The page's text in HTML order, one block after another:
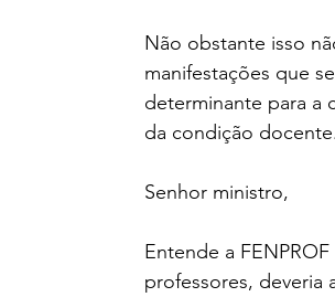
Não obstante isso
manifestações que
determinante para a
da condição docente.
Senhor ministro,
Entende a
professores, deveria